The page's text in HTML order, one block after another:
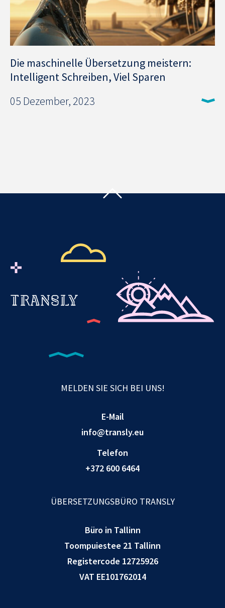
Die maschinelle Übersetzung meistern:
Intelligent Schreiben, Viel Sparen
05 Dezember, 2023
MELDEN SIE SICH BEI UNS!
E-Mail
info@transly.eu
Telefon
+372 600 6464
ÜBERSETZUNGSBÜRO TRANSLY
Büro in Tallinn
Toompuiestee 21 Tallinn
Registercode 12725926
VAT EE101762014